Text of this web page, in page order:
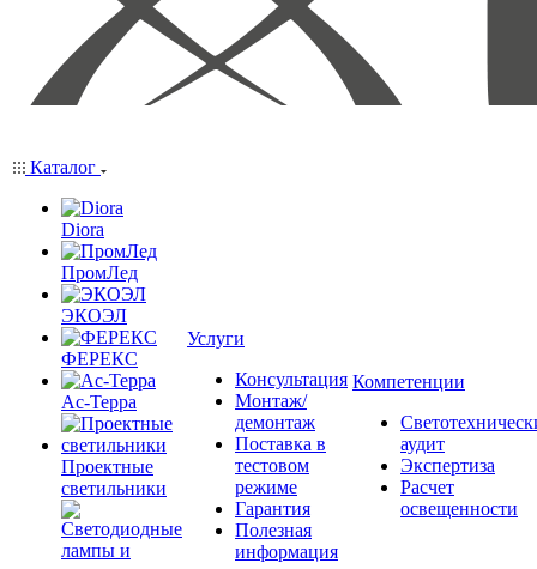
Каталог
Diora
ПромЛед
ЭКОЭЛ
ФЕРЕКС
Ас-Терра
Проектные
светильники
Услуги
Консультация
Монтаж/
демонтаж
Поставка в
тестовом
режиме
Гарантия
Полезная
информация
Компетенции
аудит
Экспертиза
Расчет
освещенности